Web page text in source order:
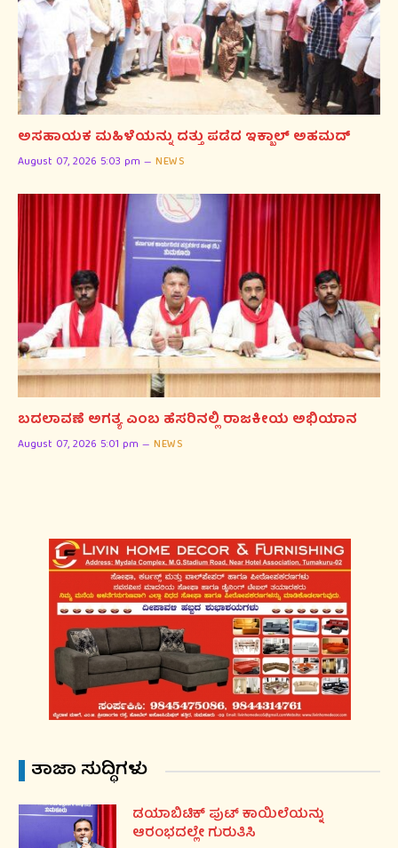
ಅಸಹಾಯಕ ಮಹಿಳೆಯನ್ನು ದತ್ತು ಪಡೆದ ಇಕ್ಬಾಲ್ ಅಹಮದ್
August 07, 2026 5:03 pm NEWS
ಬದಲಾವಣೆ ಅಗತ್ಯ ಎಂಬ ಹೆಸರಿನಲ್ಲಿ ರಾಜಕೀಯ ಅಭಿಯಾನ
August 07, 2026 5:01 pm NEWS
ತಾಜಾ ಸುದ್ಧಿಗಳು
ಡಯಾಬಿಟಿಕ್ ಪುಟ್ ಕಾಯಿಲೆಯನ್ನು
ಆರಂಭದಲ್ಲೇ ಗುರುತಿಸಿ